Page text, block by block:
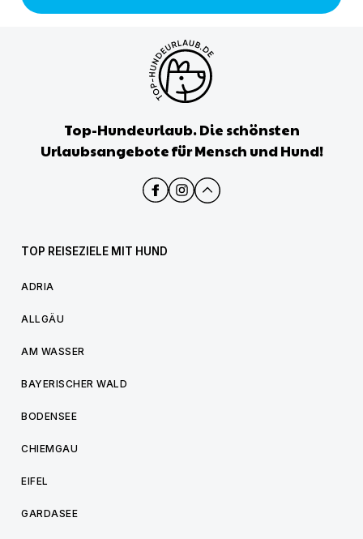
Top-Hundeurlaub. Die schönsten
Urlaubsangebote für Mensch und Hund!
TOP REISEZIELE MIT HUND
ADRIA
ALLGÄU
AM WASSER
BAYERISCHER WALD
BODENSEE
CHIEMGAU
EIFEL
GARDASEE